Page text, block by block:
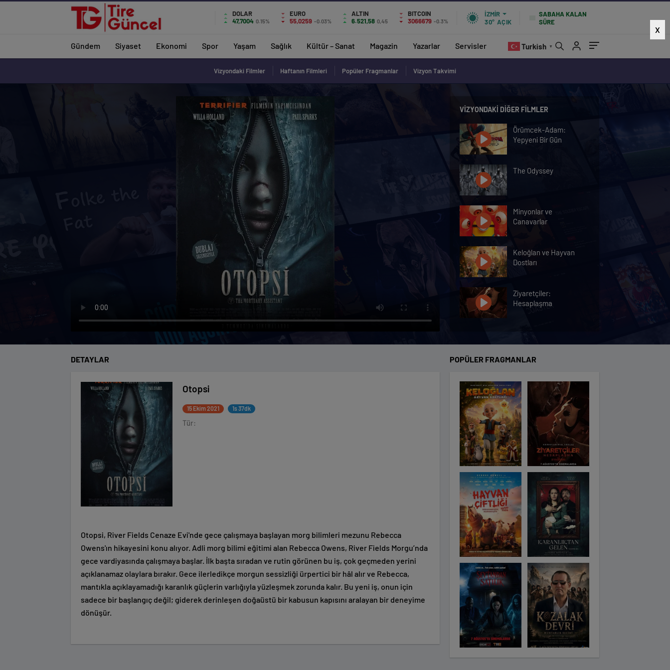
DOLAR
47,7004 0.15%
EURO
55,0259 -0.03%
ALTIN
6.521,58 0,45
BITCOIN
3066679 -0.3%
İZMIR
30° AÇIK
SABAHA KALAN
SÜRE
Gündem Siyaset Ekonomi Spor Yaşam Sağlık Kültür – Sanat Magazin Yazarlar Servisler Turkish ▼
X
Vizyondaki Filmler Haftanın Filmleri Popüler Fragmanlar Vizyon Takvimi
VIZYONDAKI DIĞER FILMLER
Örümcek-Adam:
Yepyeni Bir Gün
The Odyssey
Minyonlar ve
Canavarlar
Keloğlan ve Hayvan
Dostları
Ziyaretçiler:
Hesaplaşma
Zaman Yolcusu 4
Hayvan Çiftliği
Karanlıktan Gelen
Şeytandan Satılık
Moana
Kozalak Devri
DETAYLAR
Otopsi
15 Ekim 2021 1s 37dk
Tür:
Otopsi, River Fields Cenaze Evi'nde gece çalışmaya başlayan morg bilimleri mezunu Rebecca
Owens'ın hikayesini konu alıyor. Adli morg bilimi eğitimi alan Rebecca Owens, River Fields Morgu’nda
gece vardiyasında çalışmaya başlar. İlk başta sıradan ve rutin görünen bu iş, çok geçmeden yerini
açıklanamaz olaylara bırakır. Gece ilerledikçe morgun sessizliği ürpertici bir hâl alır ve Rebecca,
mantıkla açıklayamadığı karanlık güçlerin varlığıyla yüzleşmek zorunda kalır. Bu yeni iş, onun için
sadece bir başlangıç değil; giderek derinleşen doğaüstü bir kabusun kapısını aralayan bir deneyime
dönüşür.
POPÜLER FRAGMANLAR